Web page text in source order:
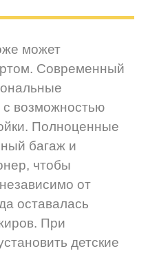
может
Современный
с возможностью
Полноценные
багаж и
чтобы
от
оставалась
При
детские